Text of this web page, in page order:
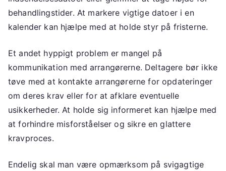
behandlingstider. At markere vigtige datoer i en
kalender kan hjælpe med at holde styr på fristerne.
Et andet hyppigt problem er mangel på
kommunikation med arrangørerne. Deltagere bør ikke
tøve med at kontakte arrangørerne for opdateringer
om deres krav eller for at afklare eventuelle
usikkerheder. At holde sig informeret kan hjælpe med
at forhindre misforståelser og sikre en glattere
kravproces.
Endelig skal man være opmærksom på svigagtige